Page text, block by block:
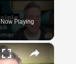
Now Playing
×